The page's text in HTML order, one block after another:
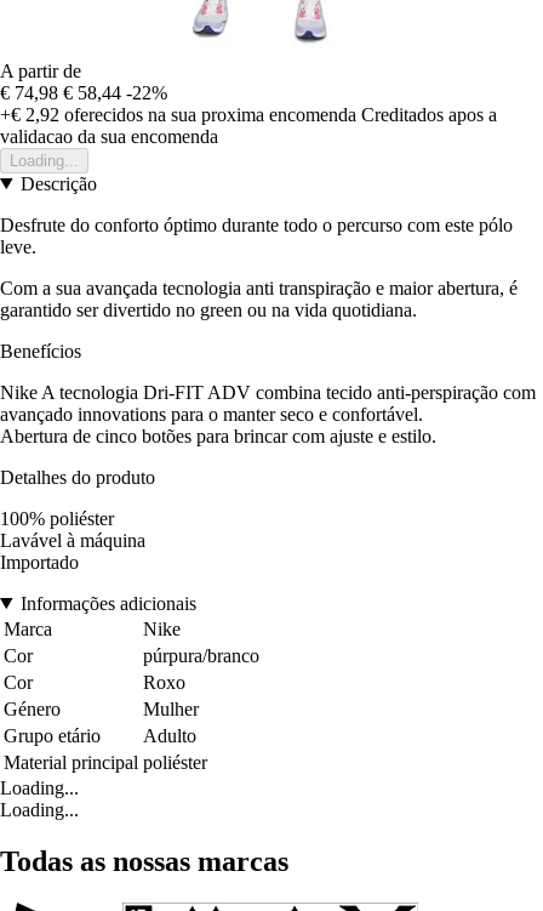
A partir de
€ 74,98 € 58,44 -22%
+€ 2,92 oferecidos na sua proxima encomenda Creditados apos a
validacao da sua encomenda
Loading...
Descrição
Desfrute do conforto óptimo durante todo o percurso com este pólo
leve.
Com a sua avançada tecnologia anti transpiração e maior abertura, é
garantido ser divertido no green ou na vida quotidiana.
Benefícios
Nike A tecnologia Dri-FIT ADV combina tecido anti-perspiração com
avançado innovations para o manter seco e confortável.
Abertura de cinco botões para brincar com ajuste e estilo.
Detalhes do produto
100% poliéster
Lavável à máquina
Importado
Informações adicionais
Marca
Nike
Cor
púrpura/branco
Cor
Roxo
Género
Mulher
Grupo etário
Adulto
Material principal poliéster
Loading...
Loading...
Todas as nossas marcas